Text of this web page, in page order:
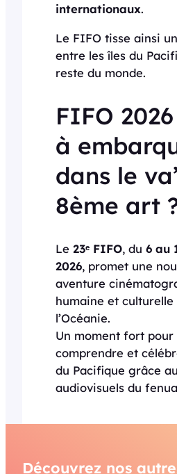
internationaux.
Le FIFO tisse ainsi
entre les îles du
reste du monde.
FIFO
à
dans le
8ème art
Le 23ᵉ FIFO, du 6 au
2026, promet une
aventure
humaine et
l’Océanie.
Un moment fort pour
comprendre et
du Pacifique grâce
audiovisuels du
Découvrez nos